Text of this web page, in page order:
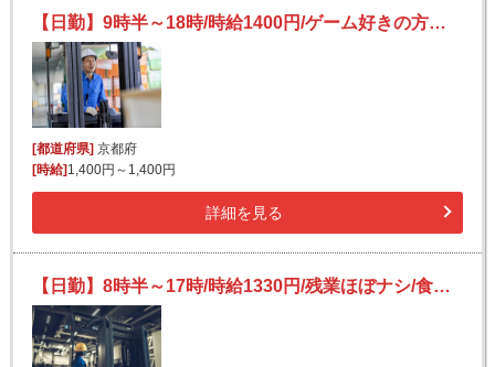
【日勤】9時半～18時/時給1400円/ゲーム好きの方必見☆大手企業でのフォークリフトのお仕事/ゲーム機・ソフト等の入出庫
[都道府県] 京都府
[時給] 1,400円～1,400円
詳細を見る
【日勤】8時半～17時/時給1330円/残業ほぼナシ/食堂あり★/フォークリフト/冷凍食品の入出庫など